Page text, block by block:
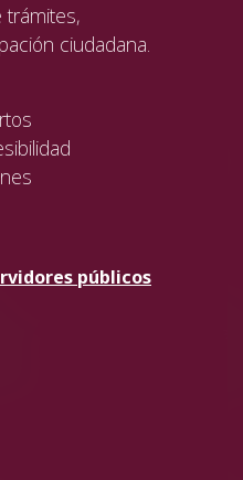
trámites,
ciudadana.
públicos